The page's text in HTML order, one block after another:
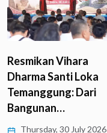
Resmikan Vihara
Dharma Santi Loka
Temanggung: Dari
Bangunan…
Thursday, 30 July 2026